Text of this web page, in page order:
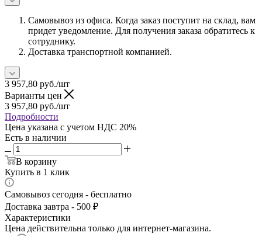
Самовывоз из офиса. Когда заказ поступит на склад, вам
придет уведомление. Для получения заказа обратитесь к
сотруднику.
Доставка транспортной компанией.
3 957,80 руб./шт
Варианты цен
3 957,80 руб./шт
Подробности
Цена указана с учетом НДС 20%
Есть в наличии
В корзину
Купить в 1 клик
Самовывоз сегодня - бесплатно
Доставка завтра - 500 ₽
Характеристики
Цена действительна только для интернет-магазина.